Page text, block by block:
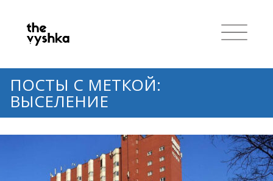
ПОСТЫ С МЕТКОЙ:
ВЫСЕЛЕНИЕ